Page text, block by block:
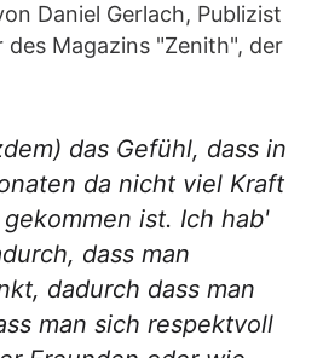
Daniel Gerlach, Publizist
Magazins "Zenith", der
das Gefühl, dass in
da nicht viel Kraft
ist. Ich hab'
dass man
dadurch dass man
man sich respektvoll